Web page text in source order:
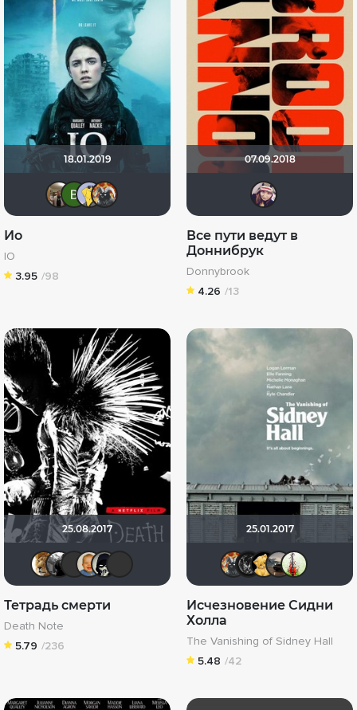
18.01.2019
Виктория Данилевская
Mr Peanutbutter
Афоня Дурко
Ио
IO
3.95 /98
07.09.2018
Все пути ведут в
Доннибрук
Donnybrook
4.26 /13
25.08.2017
murik147
Фокс МалдерOFFERRON
LouisDeFunes
Тетрадь смерти
Death Note
5.79 /236
25.01.2017
Афоня
Исчезновение Сидни
Холла
The Vanishing of Sidney Hall
5.48 /42